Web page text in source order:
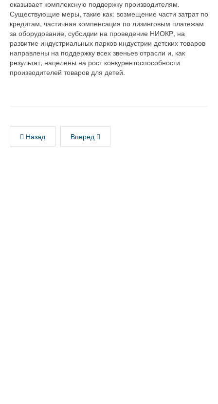
оказывает комплексную поддержку производителям.
Существующие меры, такие как: возмещение части затрат по
кредитам, частичная компенсация по лизинговым платежам
за оборудование, субсидии на проведение НИОКР, на
развитие индустриальных парков индустрии детских товаров
направлены на поддержку всех звеньев отрасли и, как
результат, нацелены на рост конкурентоспособности
производителей товаров для детей.
Назад Вперед